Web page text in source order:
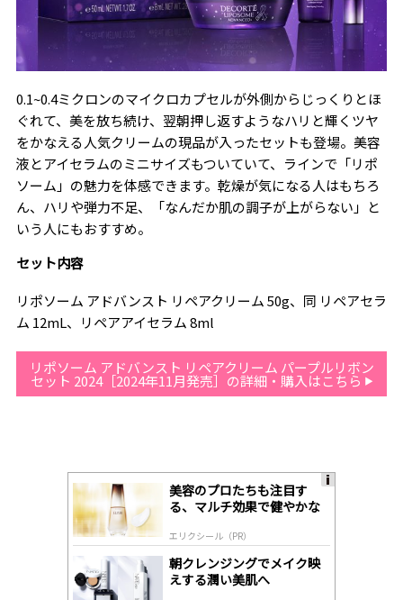
0.1~0.4ミクロンのマイクロカプセルが外側からじっくりとほ
ぐれて、美を放ち続け、翌朝押し返すようなハリと輝くツヤ
をかなえる人気クリームの現品が入ったセットも登場。美容
液とアイセラムのミニサイズもついていて、ラインで「リポ
ソーム」の魅力を体感できます。乾燥が気になる人はもちろ
ん、ハリや弾力不足、「なんだか肌の調子が上がらない」と
いう人にもおすすめ。
セット内容
リポソーム アドバンスト リペアクリーム 50g、同 リペアセラ
ム 12mL、リペアアイセラム 8ml
リポソーム アドバンスト リペアクリーム パープルリボン
セット 2024［2024年11月発売］の詳細・購入はこちら
美容のプロたちも注目す
る、マルチ効果で健やかな
エリクシール（PR）
朝クレンジングでメイク映
えする潤い美肌へ